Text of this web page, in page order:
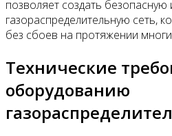
позволяет создать
газораспределительную сеть,
без сбоев на протяжении
Технические
оборудованию